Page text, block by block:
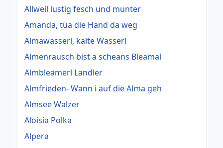
Allweil lustig fesch und munter
Amanda, tua die Hand da weg
Almawasserl, kalte Wasserl
Almenrausch bist a scheans Bleamal
Almbleamerl Landler
Almfrieden- Wann i auf die Alma geh
Almsee Walzer
Aloisia Polka
Alpera